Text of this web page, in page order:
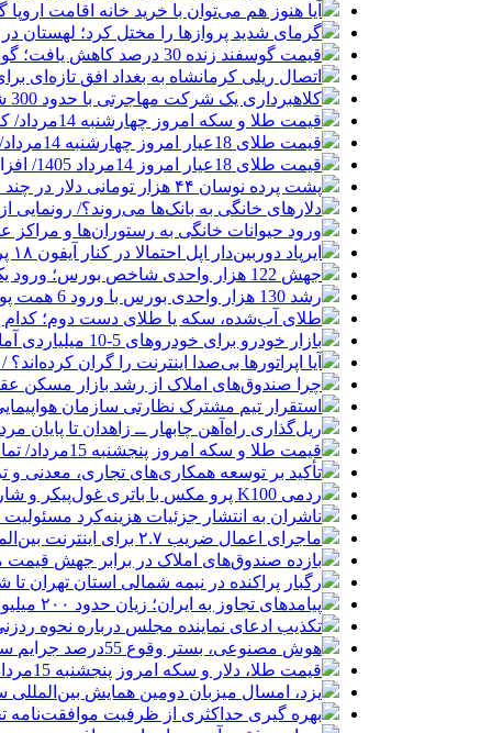
آیا هنوز هم می‌توان با خرید خانه اقامت
گرمای شدید پروازها را مختل کرد؛ لهستان
قیمت گوسفند زنده 30 درصد کاهش یافت؛ گوشت ارزان نشد
اتصال ریلی کرمانشاه به بغداد افق تازه‌ای
کلاهبرداری یک شرکت مهاجرتی با حدود 300 شاکی
قیمت طلا و سکه امروز چهارشنبه 14مرداد/ کاهش همه قیمت ها + جدول و جزئیات
قیمت طلای 18عیار امروز چهارشنبه 14مرداد/ افزایش قیمت + جدول
قیمت طلای 18عیار امروز 14مرداد 1405/ افزایش قیمت + جدول و جزئیات
پشت پرده نوسان ۴۴ هزار تومانی دلار در چند ماه
دلارهای خانگی به بانک‌ها می‌روند؟/ رونمایی
ورود حیوانات خانگی به رستوران‌ها و
ایرپاد دوربین‌دار اپل احتمالا در کنار آیفون ۱۸ پرو رونمایی می‌شود
جهش 122 هزار واحدی شاخص بورس؛ ورود یک همت پول حقیقی در آغاز معاملات
رشد 130 هزار واحدی بورس با ورود 6 همت پول حقیقی/ صف خرید 700 نماد
طلای آب‌شده، سکه یا طلای دست دوم؛
بازار خودرو برای خودروهای 5-10 میلیاردی آماده نیست!
آیا اپراتورها بی‌صدا اینترنت را گران کرده‌اند؟ /
چرا صندوق‌های املاک از رشد بازار مسکن
استقرار تیم مشترک نظارتی سازمان
ریل‌گذاری راه‌آهن چابهار ــ زاهدان تا پایان
قیمت طلا و سکه امروز پنجشنبه 15مرداد/ تمام قیمت ها بر مدار افزایش + جدول
تأکید بر توسعه همکاری‌های تجاری، معدنی و
ردمی K100 پرو مکس با باتری غول‌پیکر و شارژ بی‌سیم روانه بازار می‌شود
ناشران به انتشار جزئیات هزینه‌کرد
ماجرای اعمال ضریب ۲.۷ برای اینترنت بین‌الملل چیست؟
بازده صندوق‌های املاک در برابر جهش
رگبار پراکنده در نیمه شمالی استان تهران تا
پیامدهای تجاوز به ایران؛ زیان حدود ۲۰۰ میلیون یورویی شرکت هواپیمایی مجارستان
تکذیب ادعای نماینده مجلس درباره نحوه
هوش مصنوعی، بستر وقوع 55درصد جرایم سایبری آفریقاست
قیمت طلا، دلار و سکه امروز پنجشنبه 15مرداد/ افزایش قیمت ها + جدول
یزد، امسال میزبان دومین همایش بین‌المللی
بهره گیری حداکثری از ظرفیت موافقت‌نامه